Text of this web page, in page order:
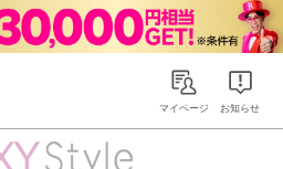
Rakuten RAXYマイページ お知らせ